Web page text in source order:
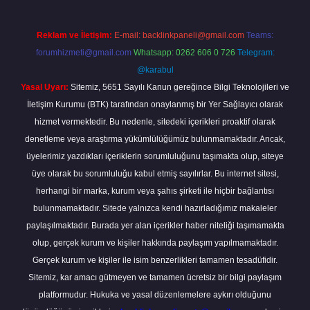
Reklam ve İletişim: E-mail: backlinkpaneli@gmail.com Teams:
forumhizmeti@gmail.com Whatsapp: 0262 606 0 726 Telegram:
@karabul
Yasal Uyarı: Sitemiz, 5651 Sayılı Kanun gereğince Bilgi Teknolojileri ve
İletişim Kurumu (BTK) tarafından onaylanmış bir Yer Sağlayıcı olarak
hizmet vermektedir. Bu nedenle, sitedeki içerikleri proaktif olarak
denetleme veya araştırma yükümlülüğümüz bulunmamaktadır. Ancak,
üyelerimiz yazdıkları içeriklerin sorumluluğunu taşımakta olup, siteye
üye olarak bu sorumluluğu kabul etmiş sayılırlar. Bu internet sitesi,
herhangi bir marka, kurum veya şahıs şirketi ile hiçbir bağlantısı
bulunmamaktadır. Sitede yalnızca kendi hazırladığımız makaleler
paylaşılmaktadır. Burada yer alan içerikler haber niteliği taşımamakta
olup, gerçek kurum ve kişiler hakkında paylaşım yapılmamaktadır.
Gerçek kurum ve kişiler ile isim benzerlikleri tamamen tesadüfidir.
Sitemiz, kar amacı gütmeyen ve tamamen ücretsiz bir bilgi paylaşım
platformudur. Hukuka ve yasal düzenlemelere aykırı olduğunu